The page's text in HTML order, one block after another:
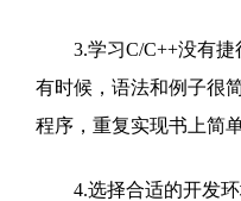
3.学习C/C++没有捷
有时候，语法和例子很
程序，重复实现书上简
4.选择合适的开发环